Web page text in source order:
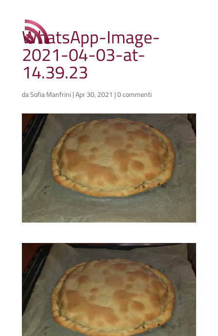
WhatsApp-Image-
2021-04-03-at-
14.39.23
daSofia Manfrini |Apr 30, 2021 |0 commenti